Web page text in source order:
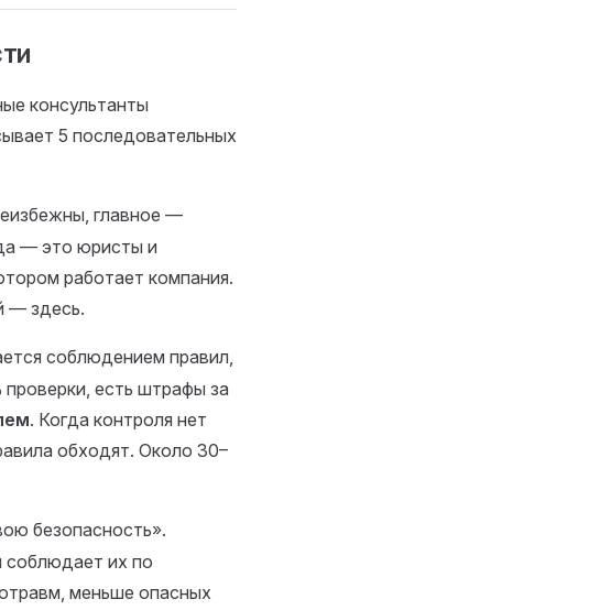
консультанты
5 последовательных
главное —
— это юристы и
работает компания.
— здесь.
соблюдением правил,
есть штрафы за
. Когда контроля нет
обходят. Около 30–
безопасность».
соблюдает их по
меньше опасных